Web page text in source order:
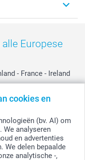
cookies en
(bv. AI) om
We analyseren
en advertenties
We delen bepaalde
analytische -,
Europese
- France - Ireland
- Suisse -
Kingdom -
exclusief verzendkosten.